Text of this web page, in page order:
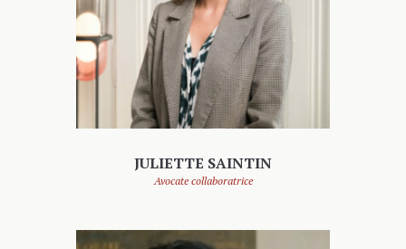
JULIETTE SAINTIN
Avocate collaboratrice